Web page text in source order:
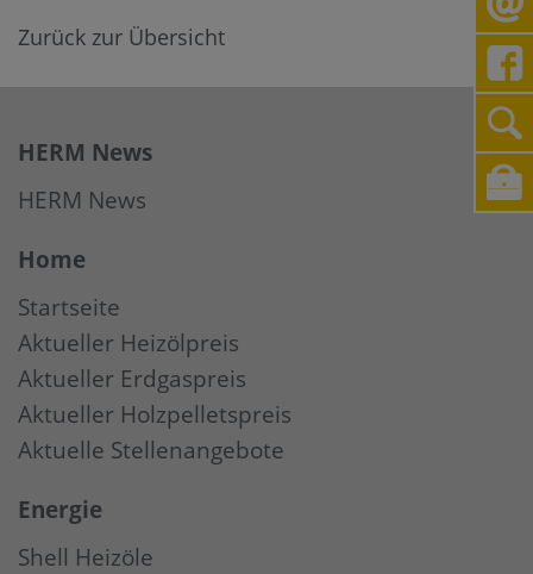
Zurück zur Übersicht
HERM News
HERM News
Home
Startseite
Aktueller Heizölpreis
Aktueller Erdgaspreis
Aktueller Holzpelletspreis
Aktuelle Stellenangebote
Energie
Shell Heizöle